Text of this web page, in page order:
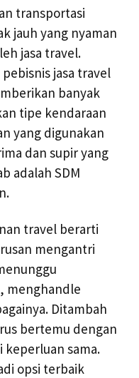
transportasi
jauh yang nyaman
jasa travel.
jasa travel
banyak
tipe kendaraan
yang digunakan
dan supir yang
adalah SDM
travel berarti
mengantri
menghandle
Ditambah
bertemu dengan
keperluan sama.
opsi terbaik